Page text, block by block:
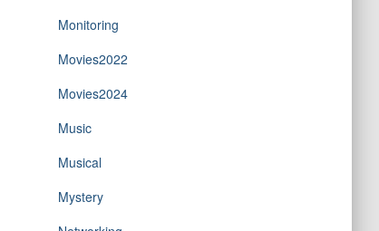
Monitoring
Movies2022
Movies2024
Music
Musical
Mystery